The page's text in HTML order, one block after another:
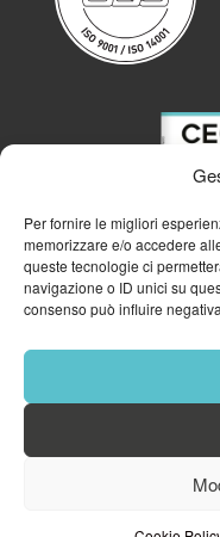
Per fornire le migliori
memorizzare e/o accedere
queste tecnologie ci
navigazione o ID unici su
consenso può influire
GFA GENERAL